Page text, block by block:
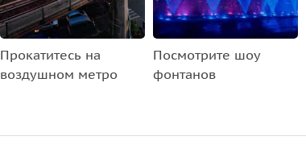
Прокатитесь на
воздушном метро
Посмотрите шоу
фонтанов